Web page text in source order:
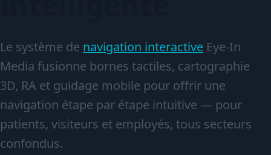
Le système de navigation interactive Eye-In
Media fusionne bornes tactiles, cartographie
3D, RA et guidage mobile pour offrir une
navigation étape par étape intuitive — pour
patients, visiteurs et employés, tous secteurs
confondus.